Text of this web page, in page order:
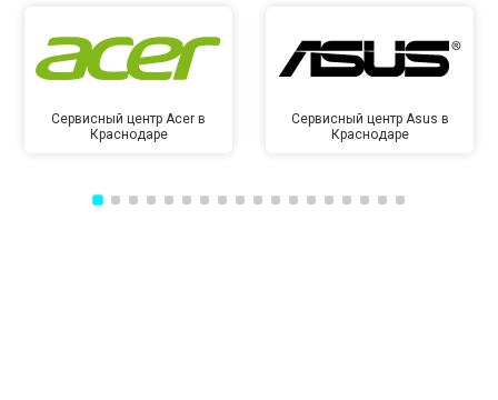
Сервисный центр Acer в
Краснодаре
Сервисный центр Asus в
Краснодаре